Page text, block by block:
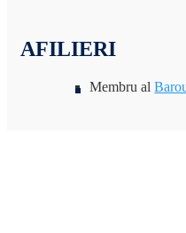
AFILIERI
Membru al